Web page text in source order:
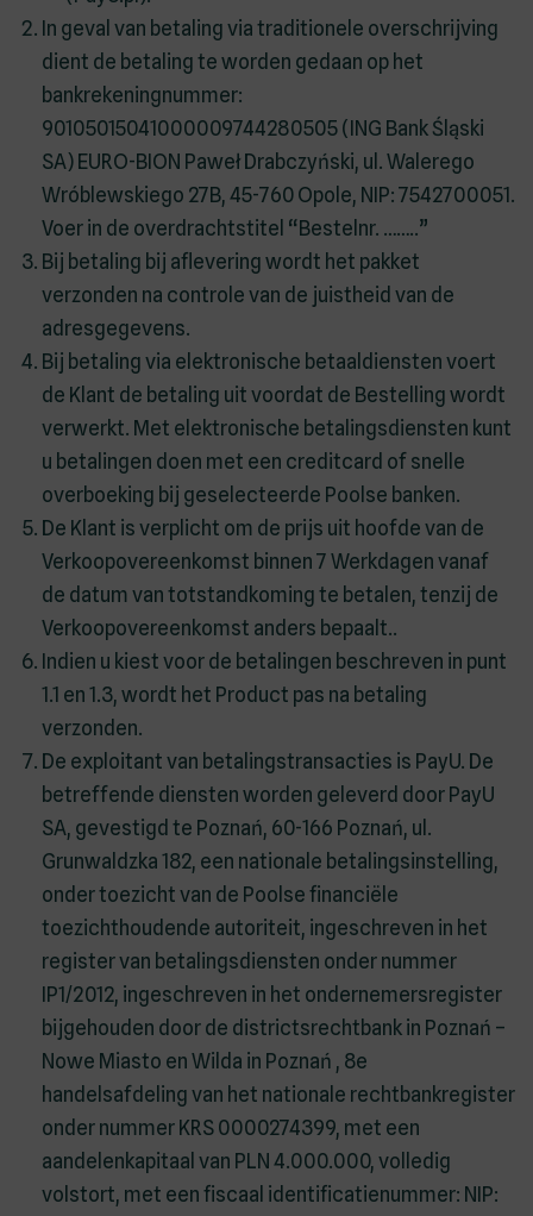
In geval van betaling via traditionele overschrijving
dient de betaling te worden gedaan op het
bankrekeningnummer:
90105015041000009744280505 (ING Bank Śląski
SA) EURO-BION Paweł Drabczyński, ul. Walerego
Wróblewskiego 27B, 45-760 Opole, NIP: 7542700051.
Voer in de overdrachtstitel “Bestelnr. ……..”
Bij betaling bij aflevering wordt het pakket
verzonden na controle van de juistheid van de
adresgegevens.
Bij betaling via elektronische betaaldiensten voert
de Klant de betaling uit voordat de Bestelling wordt
verwerkt. Met elektronische betalingsdiensten kunt
u betalingen doen met een creditcard of snelle
overboeking bij geselecteerde Poolse banken.
De Klant is verplicht om de prijs uit hoofde van de
Verkoopovereenkomst binnen 7 Werkdagen vanaf
de datum van totstandkoming te betalen, tenzij de
Verkoopovereenkomst anders bepaalt..
Indien u kiest voor de betalingen beschreven in punt
1.1 en 1.3, wordt het Product pas na betaling
verzonden.
De exploitant van betalingstransacties is PayU. De
betreffende diensten worden geleverd door PayU
SA, gevestigd te Poznań, 60-166 Poznań, ul.
Grunwaldzka 182, een nationale betalingsinstelling,
onder toezicht van de Poolse financiële
toezichthoudende autoriteit, ingeschreven in het
register van betalingsdiensten onder nummer
IP1/2012, ingeschreven in het ondernemersregister
bijgehouden door de districtsrechtbank in Poznań –
Nowe Miasto en Wilda in Poznań , 8e
handelsafdeling van het nationale rechtbankregister
onder nummer KRS 0000274399, met een
aandelenkapitaal van PLN 4.000.000, volledig
volstort, met een fiscaal identificatienummer: NIP: